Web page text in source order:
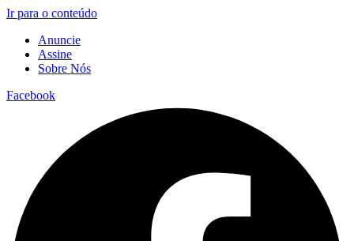
Ir para o conteúdo
Anuncie
Assine
Sobre Nós
Facebook